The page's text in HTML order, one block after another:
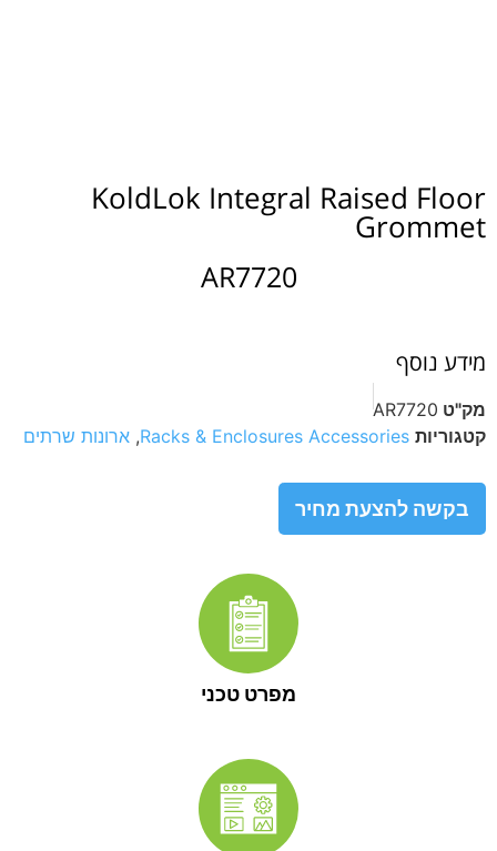
KoldLok Integral Raised Floor
Grommet
AR7720
מידע נוסף
מק"ט AR7720
קטגוריות Racks & Enclosures Accessories
, ארונות שרתים
בקשה להצעת מחיר
מפרט טכני